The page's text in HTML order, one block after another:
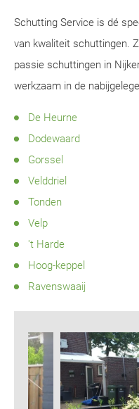
Schutting Service is dé
van kwaliteit schuttingen.
passie schuttingen in
werkzaam in de
De Heurne
Dodewaard
Gorssel
Velddriel
Tonden
Velp
't Harde
Hoog-keppel
Ravenswaaij